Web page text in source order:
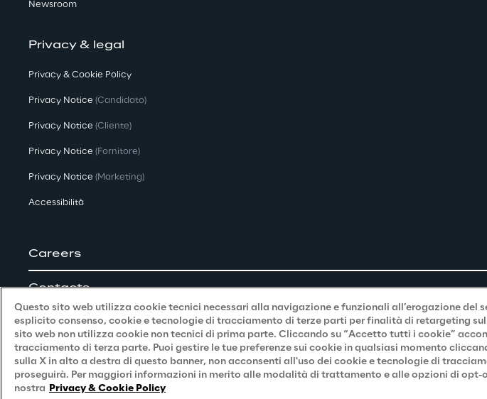
Newsroom
Privacy & legal
Privacy & Cookie Policy
Privacy Notice (Candidato)
Privacy Notice (Cliente)
Privacy Notice (Fornitore)
Privacy Notice (Marketing)
Accessibilità
Careers
Contacts
Reply © 2026
Company information
Questo sito web utilizza cookie tecnici necessari alla navigazione e funzionali all’erogazione del
esplicito consenso, cookie e tecnologie di tracciamento di terze parti per finalità di retargeting
sito web non utilizza cookie non tecnici di prima parte. Cliccando su “Accetto tutti i cookie”
tracciamento di terza parte. Puoi gestire le tue preferenze sui cookie in qualsiasi momento
sulla X in alto a destra di questo banner, non acconsenti all'uso dei cookie e tecnologie di
proseguirà. Per maggiori informazioni in merito alle modalità di trattamento e alle opzioni di opt-
nostra Privacy & Cookie Policy